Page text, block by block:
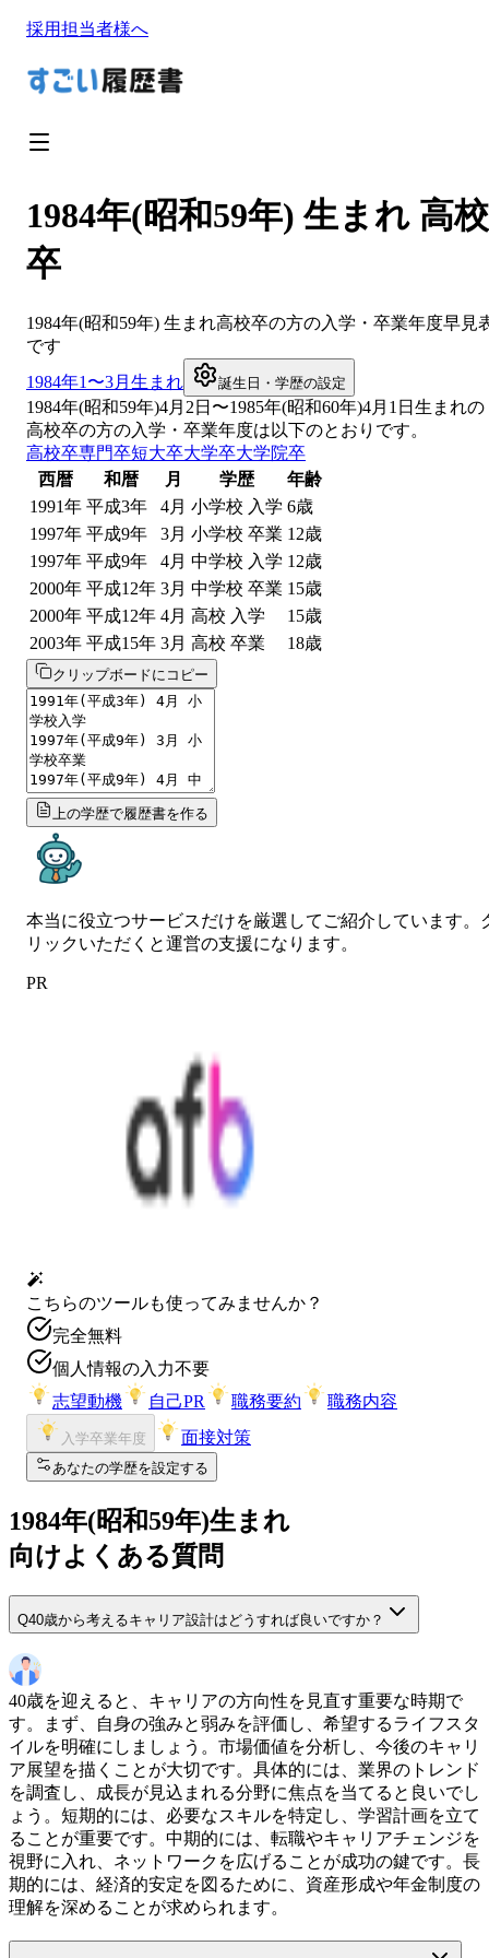
採用担当者様へ
1984年(昭和59年) 生まれ 高校
卒
1984年(昭和59年) 生まれ高校卒の方の入学・卒業年度早見
です
1984年1〜3月生まれ 誕生日・学歴の設定
1984年(昭和59年)4月 2 日〜1985年(昭和60年)4月1日生まれの
高校卒の方の入学・卒業年度は以下のとおりです。
高校卒専門卒短大卒大学卒大学院卒
西暦
和暦 月 学歴
年齢
1991年 平成3年 4月 小学校 入学 6歳
1997年 平成9年 3月 小学校 卒業 12歳
1997年 平成9年 4月 中学校 入学 12歳
2000年 平成12年 3月 中学校 卒業 15歳
2000年 平成12年 4月 高校 入学 15歳
2003年 平成15年 3月 高校 卒業 18歳
クリップボードにコピー
上の学歴で履歴書を作る
本当に役立つサービスだけを厳選してご紹介しています。
リックいただくと運営の支援になります。
PR
こちらのツールも使ってみませんか？
完全無料
個人情報の入力不要
志望動機
自己PR 職務要約 職務内容
入学卒業年度 面接対策
あなたの学歴を設定する
1984年(昭和59年)生まれ
向けよくある質問
Q40歳から考えるキャリア設計はどうすれば良いですか？
40歳を迎えると、キャリアの方向性を見直す重要な時期で
す。まず、自身の強みと弱みを評価し、希望するライフスタ
イルを明確にしましょう。市場価値を分析し、今後のキャリ
ア展望を描くことが大切です。具体的には、業界のトレンド
を調査し、成長が見込まれる分野に焦点を当てると良いでし
ょう。短期的には、必要なスキルを特定し、学習計画を立て
ることが重要です。中期的には、転職やキャリアチェンジを
視野に入れ、ネットワークを広げることが成功の鍵です。長
期的には、経済的安定を図るために、資産形成や年金制度の
理解を深めることが求められます。